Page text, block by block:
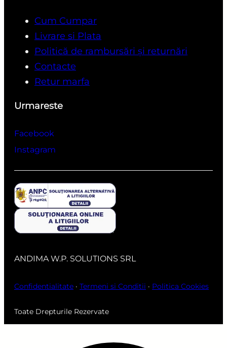
Cum Cumpar
Livrare si Plata
Politică de rambursări și returnări
Contacte
Retur marfa
Urmareste
Facebook
Instagram
ANDIMA W.P. SOLUTIONS SRL
Confidentialitate · Termeni si Conditii · Politica Cookies
Toate Drepturile Rezervate